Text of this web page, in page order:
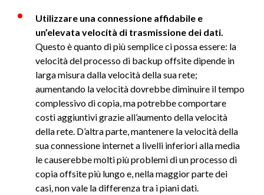
Utilizzare una connessione affidabile e
un’elevata velocità di trasmissione dei dati.
Questo è quanto di più semplice ci possa essere: la
velocità del processo di backup offsite dipende in
larga misura dalla velocità della sua rete;
aumentando la velocità dovrebbe diminuire il tempo
complessivo di copia, ma potrebbe comportare
costi aggiuntivi grazie all’aumento della velocità
della rete. D’altra parte, mantenere la velocità della
sua connessione internet a livelli inferiori alla media
le causerebbe molti più problemi di un processo di
copia offsite più lungo e, nella maggior parte dei
casi, non vale la differenza tra i piani dati.